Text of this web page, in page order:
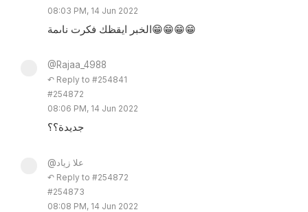
08:03 PM, 14 Jun 2022
الخبر ايقظك فكرت ناىمة😁😁😁😁
@Rajaa_4988
↶ Reply to #254841
#254872
08:06 PM, 14 Jun 2022
جديدة؟؟
@علا زياد
↶ Reply to #254872
#254873
08:08 PM, 14 Jun 2022